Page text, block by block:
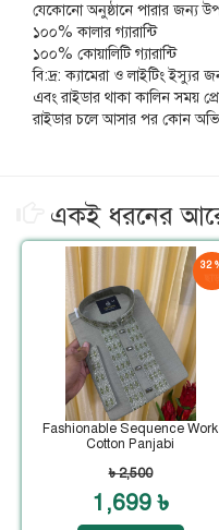
যেকোনো অনুষ্ঠানে পারার জন্য
১০০% কালার গ্যারান্টি
১০০% কোয়ালিটি গ্যারান্টি
বি:দ্র: ক্যামেরা ও লাইটিং ইস্যুর
এবং রাইডার থাকা কালিন সময়
রাইডার চলে আসার পর কোন
একই ধরনের
32
Fashionable Sequence Work
Cotton Panjabi
৳ 2,500
1,699 ৳